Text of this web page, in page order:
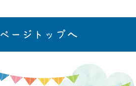
ページトップへ